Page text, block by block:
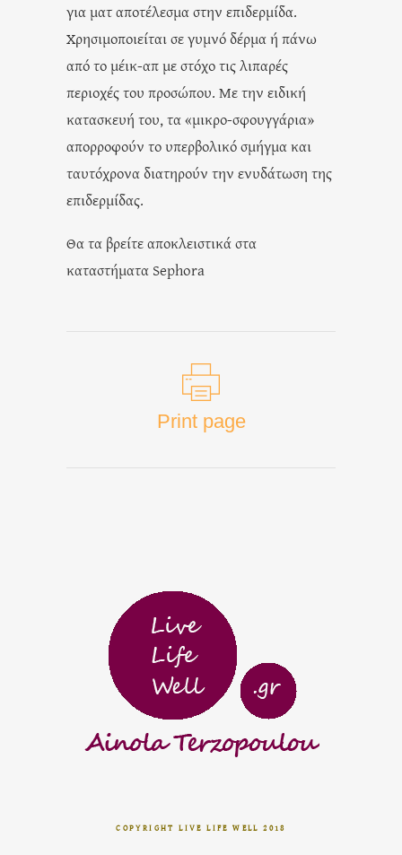
για ματ αποτέλεσμα στην επιδερμίδα.
Χρησιμοποιείται σε γυμνό δέρμα ή πάνω
από το μέικ-απ με στόχο τις λιπαρές
περιοχές του προσώπου. Με την ειδική
κατασκευή του, τα «μικρο-σφουγγάρια»
απορροφούν το υπερβολικό σμήγμα και
ταυτόχρονα διατηρούν την ενυδάτωση της
επιδερμίδας.
Θα τα βρείτε αποκλειστικά στα
καταστήματα Sephora
Print page
COPYRIGHT LIVE LIFE WELL 2018